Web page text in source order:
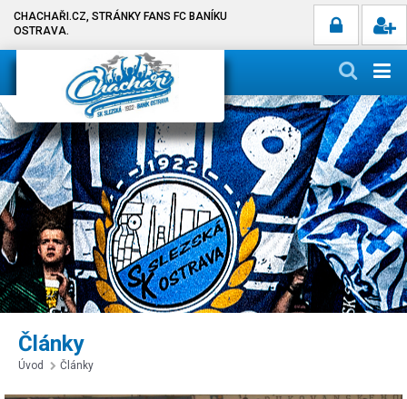
CHACHAŘI.CZ, STRÁNKY FANS FC BANÍKU
OSTRAVA.
Články
Úvod Články